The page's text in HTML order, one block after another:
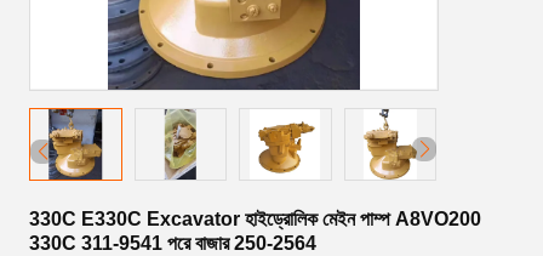
330C E330C Excavator হাইড্রোলিক মেইন পাম্প A8VO200
330C 311-9541 পরে বাজার 250-2564